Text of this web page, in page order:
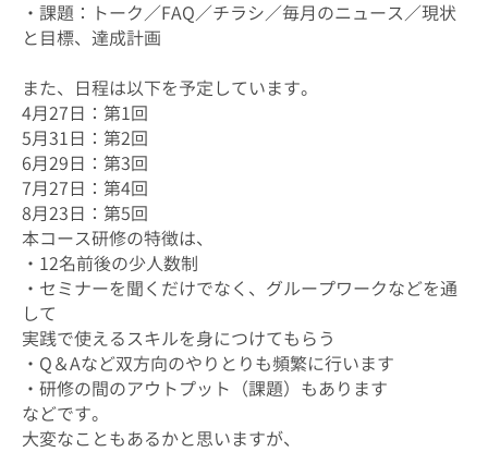
・課題：トーク／FAQ／チラシ／毎月のニュース／現状
と目標、達成計画
また、日程は以下を予定しています。
4月27日：第1回
5月31日：第2回
6月29日：第3回
7月27日：第4回
8月23日：第5回
本コース研修の特徴は、
・12名前後の少人数制
・セミナーを聞くだけでなく、グループワークなどを通
して
実践で使えるスキルを身につけてもらう
・Q＆Aなど双方向のやりとりも頻繁に行います
・研修の間のアウトプット（課題）もあります
などです。
大変なこともあるかと思いますが、